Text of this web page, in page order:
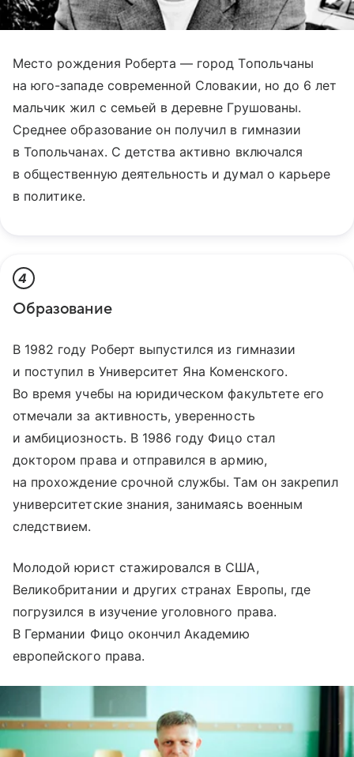
Место рождения Роберта — город Топольчаны
на юго-западе современной Словакии, но до 6 лет
мальчик жил с семьей в деревне Грушованы.
Среднее образование он получил в гимназии
в Топольчанах. С детства активно включался
в общественную деятельность и думал о карьере
в политике.
4
Образование
В 1982 году Роберт выпустился из гимназии
и поступил в Университет Яна Коменского.
Во время учебы на юридическом факультете его
отмечали за активность, уверенность
и амбициозность. В 1986 году Фицо стал
доктором права и отправился в армию,
на прохождение срочной службы. Там он закрепил
университетские знания, занимаясь военным
следствием.
Молодой юрист стажировался в США,
Великобритании и других странах Европы, где
погрузился в изучение уголовного права.
В Германии Фицо окончил Академию
европейского права.